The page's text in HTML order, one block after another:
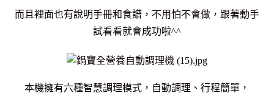
而且裡面也有說明手冊和食譜，不用怕不會做，跟著動手
試看看就會成功啦^^
本機擁有六種智慧調理模式，自動調理、行程簡單，